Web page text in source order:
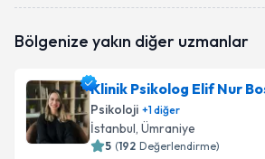
Bölgenize yakın diğer uzmanlar
Klinik Psikolog Elif Nur
Psikoloji +1diğer
İstanbul, Ümraniye
5 (192 Değerlendirme)